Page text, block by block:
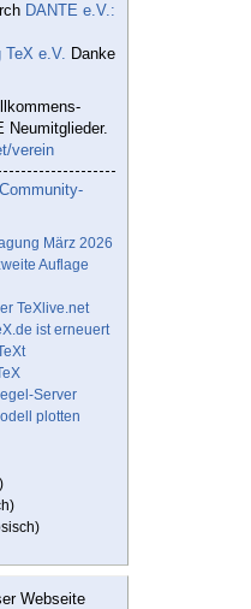
DANTE e.V.:
TeX e.V. Danke
Neumitglieder.
verein
Community-
März 2026
Auflage
TeXlive.net
ist erneuert
Server
plotten
Webseite